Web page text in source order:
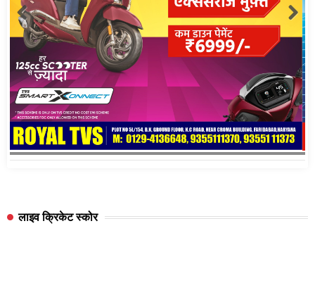
लाइव क्रिकेट स्कोर